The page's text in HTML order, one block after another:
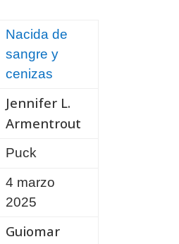
Nacida de
sangre y
cenizas
Jennifer L.
Armentrout
Puck
4 marzo
2025
Guiomar